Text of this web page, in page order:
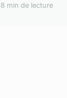
8 min de lecture